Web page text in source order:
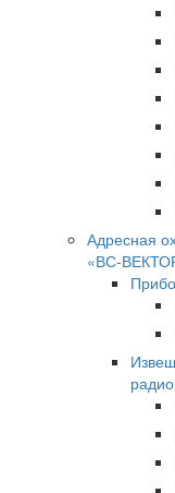
Адресная
«ВС-